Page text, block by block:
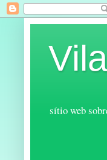
sítio web